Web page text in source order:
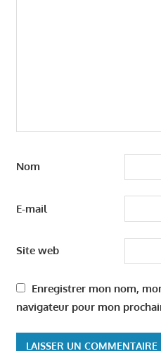
Nom
E-mail
Site web
Enregistrer mon nom,
navigateur pour mon